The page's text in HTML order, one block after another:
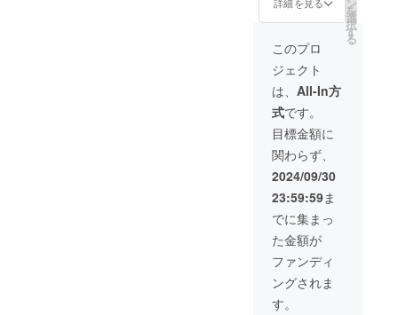
20歳を
こえて
から。
●妊娠
中・授
乳中は
飲酒を
控えて
くださ
い。 ■
冷凍発
送 1.
レピマ
ルカ
ティラ
ミスバ
ウム
クーヘ
ン ・内
容量
■通
常発送
田中の
味海
苔 6品
1.
田中の
塩海
苔 沖
縄粟国
の塩
×1
2. 田
中の味
海苔
昔なが
らの関
西風甘
辛だ
れ ×
の成分
が沈殿
するこ
とがあ
ります
が、品
質に問
題はあ
りませ
ん。 ●
梅酒の
品質を
損なわ
ないた
めに、
15℃以
下の冷
暗所で
保管し
てくだ
さい。
原材料
由来の
沈殿す
ること
があり
ます
が、品
質に問
題はあ
りませ
ん。 ●
梅酒の
品質を
損なわ
ないた
めに、
15℃以
下の冷
暗所で
保管し
ルを是
非味
みてく
ださ
い！ リ
ターン
内容：
1.
梅酒
MIYAYO
SHI
No.06
200ml
１本
2.
贈答用
化粧箱
3.
贈答用
紙袋 ●
な赤
色、甘
いさわ
やかな
香り、
濃厚な
の中に
も後味
をすっ
きりさ
せる独
自の酸
味。市
場に出
回りに
くい露
茜100％
の紅色
プラム
ただい
追加生
しま
す。着
色料な
ど何も
使わな
い天然
由来の
透き
鮮やか
な赤
色、甘
酸っぱ
いさわ
やかな
香り、
分
17％ ・
内容
量
380ml
生産量
に限り
がある
希少
種”露
茜”で漬
け込ん
だ
「MIYA
YOSHI
」。今
回、ご
支援い
ぱいま
ろやか
な味わ
いはま
るでス
イーツ
です。
甘みの
強さ 9
・品
目 リ
キュー
ル 露
茜
100％
・原材
料 和
歌山有
田産
「露
を
選
択
す
る
このプロ
ジェクト
は、 All-In方
式です。
目標金額に
関わらず、
2024/09/30
23:59:59ま
でに集まっ
た金額が
ファンディ
ングされま
す。